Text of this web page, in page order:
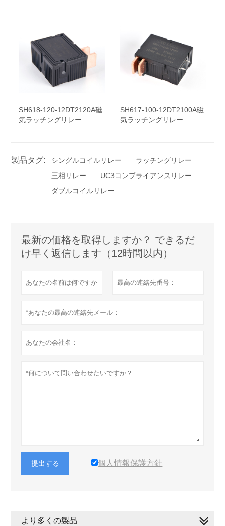
SH618-120-12DT2120A磁
気ラッチングリレー
SH617-100-12DT2100A磁
気ラッチングリレー
製品タグ: シングルコイルリレー
ラッチングリレー
三相リレー
UC3コンプライアンスリレー
ダブルコイルリレー
最新の価格を取得しますか？ できるだ
け早く返信します（12時間以内）
提出する 個人情報保護方針
より多くの製品